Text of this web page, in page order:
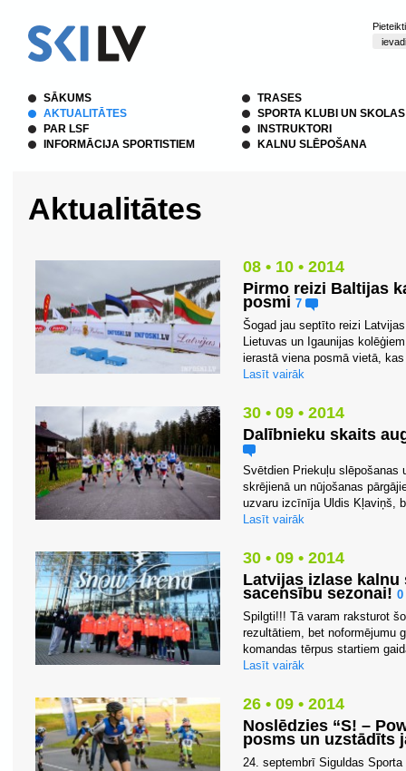
SĀKUMS
AKTUALITĀTES
PAR LSF
INFORMĀCIJA SPORTISTIEM
TRASES
SPORTA KLUBI UN SKOLAS
INSTRUKTORI
KALNU SLĒPOŠANA
Aktualitātes
08 • 10 • 2014
Pirmo reizi Baltijas
posmi 7
Šogad jau septīto reizi
Lietuvas un Igaunijas
ierastā viena posmā vietā,
Lasīt vairāk
30 • 09 • 2014
Dalībnieku skaits
Svētdien Priekuļu slēpošanas
skrējienā un nūjošanas
uzvaru izcīnīja Uldis Kļaviņš,
Lasīt vairāk
30 • 09 • 2014
Latvijas izlase
sacensību sezonai! 0
Spilgti!!! Tā varam raksturot
rezultātiem, bet noformējumu
komandas tērpus startiem
Lasīt vairāk
26 • 09 • 2014
Noslēdzies “S! –
posms un uzstādīts
24. septembrī Siguldas